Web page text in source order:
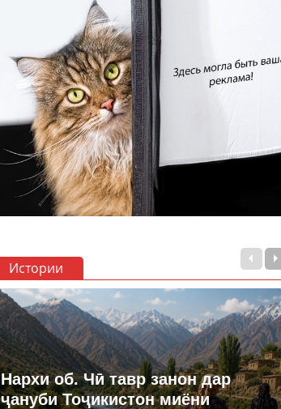
Истории
Нархи об. Чӣ тавр занон дар
ҷануби Тоҷикистон миёни